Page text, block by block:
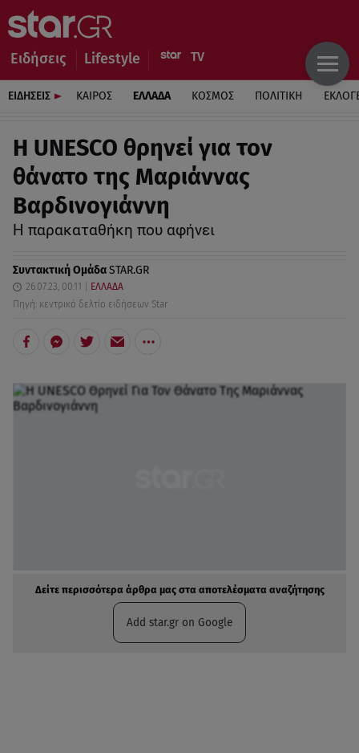
Ειδήσεις Lifestyle
ΕΙΔΗΣΕΙΣ ΚΑΙΡΟΣ ΕΛΛΑΔΑ ΚΟΣΜΟΣ ΠΟΛΙΤΙΚΗ
Η UNESCO θρηνεί για τον
θάνατο της Μαριάννας
Βαρδινογιάννη
Η παρακαταθήκη που αφήνει
Συντακτική ΟμάδαSTAR.GR
26.07.23, 00:11
ΕΛΛΑΔΑ
Πηγή: κεντρικό δελτίο ειδήσεων Star
Δείτε περισσότερα άρθρα μας στα αποτελέσματα αναζήτησης
Add star.gr on Google